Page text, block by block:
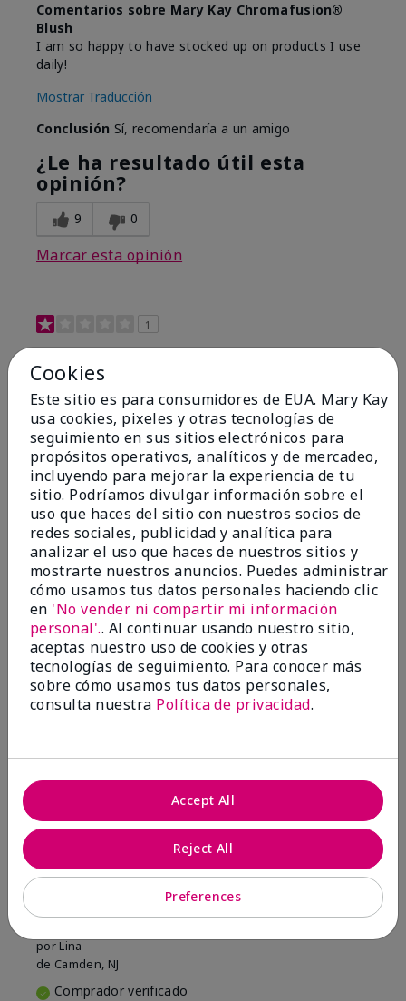
Comentarios sobre Mary Kay Chromafusion®
Blush
I am so happy to have stocked up on products I use
daily!
Mostrar Traducción
Conclusión Sí, recomendaría a un amigo
¿Le ha resultado útil esta
opinión?
9 0
Marcar esta opinión
1
Not a favorite
EnviadoHace 9 meses
por Bette B.
deGreen Valley
Comprador verificado
Evaluado en
marykay.com/en-us/
Comentarios sobre Mary Kay Chromafusion®
Blush
The blush is hard to get used to - it goes on very
heavy and then needs to be softened. I think I will
stick with my old brand for now.
Mostrar Traducción
ConclusiónNo, no recomendaría a un amigo
¿Le ha resultado útil esta
16 5
Marcar esta opinión
porLina
de Camden, NJ
Comprador verificado
Cookies
Este sitio es para consumidores de EUA. Mary Kay
usa cookies, pixeles y otras tecnologías de
seguimiento en sus sitios electrónicos para
propósitos operativos, analíticos y de mercadeo,
incluyendo para mejorar la experiencia de tu
sitio. Podríamos divulgar información sobre el
uso que haces del sitio con nuestros socios de
redes sociales, publicidad y analítica para
analizar el uso que haces de nuestros sitios y
mostrarte nuestros anuncios. Puedes administrar
cómo usamos tus datos personales haciendo clic
en 'No vender ni compartir mi información
personal'.. Al continuar usando nuestro sitio,
aceptas nuestro uso de cookies y otras
tecnologías de seguimiento. Para conocer más
sobre cómo usamos tus datos personales,
consulta nuestra Política de privacidad.
Preferences
Reject All
Accept All